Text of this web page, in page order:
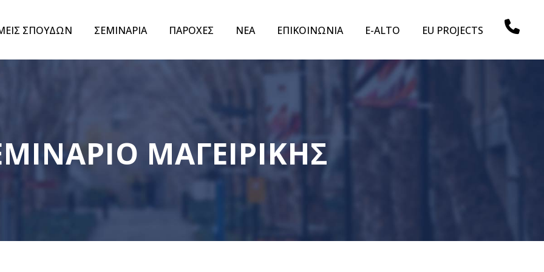
ΣΠΟΥΔΩΝ ΣΕΜΙΝΑΡΙΑ ΠΑΡΟΧΕΣ ΝΕΑ ΕΠΙΚΟΙΝΩΝΙΑ E-ALTO EU PROJECTS
ΜΑΓΕΙΡΙΚΗΣ